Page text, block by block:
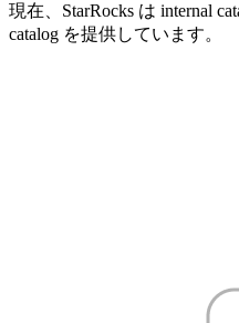
現在、StarRocks は internal
catalog を提供しています。